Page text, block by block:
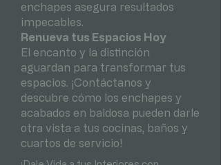
enchapes asegura resultados
impecables.
Renueva tus Espacios Hoy
El encanto y la distinción
aguardan para transformar tus
espacios. ¡Contáctanos y
descubre cómo los enchapes y
acabados en baldosa pueden darle
otra vista a tus cocinas, baños y
cuartos de servicio!